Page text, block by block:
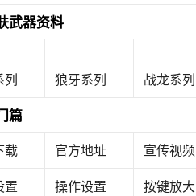
武器资料
列 狼牙系列 战龙系列
篇
载 官方地址 宣传视频
置
操作设置 按键放大